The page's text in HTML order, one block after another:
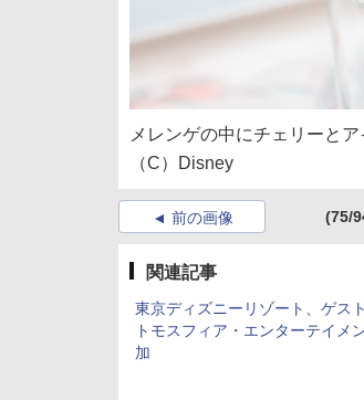
メレンゲの中にチェリーと
（C）Disney
前の画像 (75/
関連記事
東京ディズニーリゾート、ゲス
トモスフィア・エンターテイメ
加